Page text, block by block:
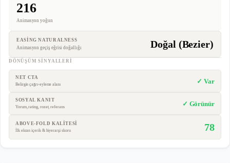
216
Animasyon yoğun
EASING NATURALNESS
Animasyon geçiş eğrisi doğallığı
Doğal (Bezier)
DÖNÜŞÜM SINYALLERI
NET CTA
Belirgin çağrı-eyleme alanı ✓ Var
SOSYAL KANIT
Yorum, rating, rozet, referans ✓ Görünür
ABOVE-FOLD KALİTESİ
İlk ekran içerik & hiyerarşi skoru 78